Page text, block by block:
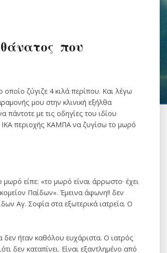
που
ζύγιζε 4 κιλά περίπου. Και λέγω
μου στην κλινική εξήλθα
με τις οδηγίες του ιδίου
ΙΚΑ περιοχής ΚΑΜΠΑ να ζυγίσω το μωρό
είπε: «το μωρό είναι άρρωστο· έχει
Παίδων». Έμεινα άφωνη!! δεν
Αγ. Σοφία στα εξωτερικά ιατρεία. Ο
δεν ήταν καθόλου ευχάριστα. Ο ιατρός
δεν καταπίνει. Είναι εξαντλημένο από